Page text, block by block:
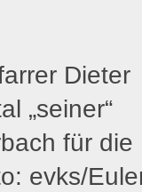
Dieter
„seiner“
für die
evks/